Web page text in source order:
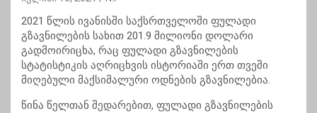
2021 წლის ივანისში საქსრთველოში ფულადი
გზავნილების სახით 201.9 მილიონი დოლარი
გადმოირიცხა, რაც ფულადი გზავნილების
სტატისტიკის აღრიცხვის ისტორიაში ერთ თვეში
მიღებული მაქსიმალური ოდნების გზავნილებია.
წინა წელთან შედარებით, ფულადი გზავნილების